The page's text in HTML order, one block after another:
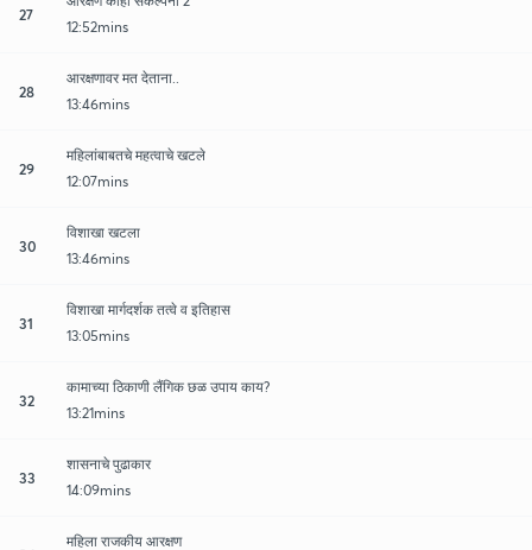
27
12:52mins
28
आरक्षणावर मत देताना..
13:46mins
29
महिलांबाबतचे महत्वाचे खटले
12:07mins
30
विशाखा खटला
13:46mins
31
विशाखा मार्गदर्शक तत्वे व इतिहास
13:05mins
32
कामाच्या ठिकाणी लैंगिक छळ उपाय काय?
13:21mins
33
शासनाचे पुढाकार
14:09mins
महिला राजकीय आरक्षण